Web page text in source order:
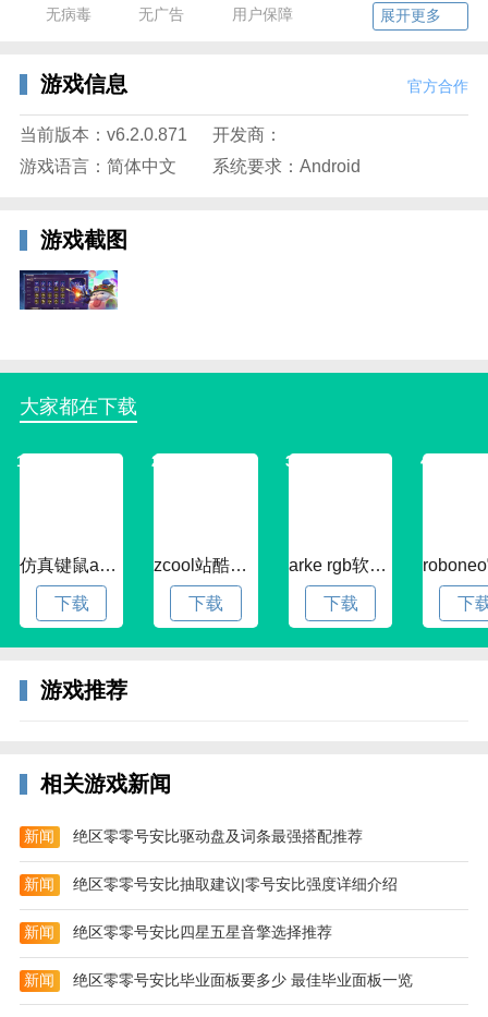
--英雄技能-- 一些英雄拥有技能能在特定的环境下增加
金钱。
--野外怪物-- 通过最后一击杀死野外生物可以获得。无
入。
--被动收入-- 英雄即使没有击杀单位仍可获得金钱，称
为被动收入。所有英雄的金钱每秒都会增长，具体的被
--击杀敌方小兵-- 通过最后一击杀死敌方的小兵可以获
进行越久，击杀小兵获得的金钱就越多，击杀的兵种不
励，数额取决于被击杀英雄最近的击杀数(击杀连续击
杀数越高的英雄，获得的金钱越多)。拿到第一滴血的
玩家也会有额外的金钱奖励。给予最后一击的英雄会获
得大部分金钱奖励，其他参与击杀的英雄也会获得部分
造成伤害)。
-通过网络提供无尽的自由英雄选择。
-各种华丽的战斗场景为你完美呈现。
-强有力的统计工具提供最佳平衡性。
-自由灵活的超神走位，带你震撼全场。
-邀请好友开局、随时开展你的激情团战。
无病毒 无广告 用户保障 展开更多
游戏信息 官方合作
当前版本：v6.2.0.871
开发商：
游戏语言：简体中文
系统要求：Android
游戏截图
大家都在下载
1
仿真键鼠app官方版下载v1.4.3.58 安卓最新版
下载
2
zcool站酷官方版下载v5.15.0 安卓最新版本
下载
3
arke rgb软件下载v20.0 安卓版
下载
4
下
游戏推荐
相关游戏新闻
新闻 绝区零零号安比驱动盘及词条最强搭配推荐
新闻 绝区零零号安比抽取建议|零号安比强度详细介绍
新闻 绝区零零号安比四星五星音擎选择推荐
新闻 绝区零零号安比毕业面板要多少 最佳毕业面板一览